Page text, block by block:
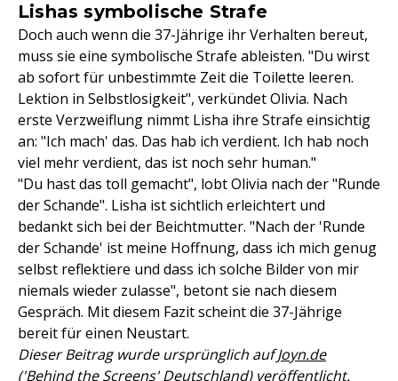
Lishas symbolische Strafe
Doch auch wenn die 37-Jährige ihr Verhalten bereut,
muss sie eine symbolische Strafe ableisten. "Du wirst
ab sofort für unbestimmte Zeit die Toilette leeren.
Lektion in Selbstlosigkeit", verkündet Olivia. Nach
erste Verzweiflung nimmt Lisha ihre Strafe einsichtig
an: "Ich mach' das. Das hab ich verdient. Ich hab noch
viel mehr verdient, das ist noch sehr human."
"Du hast das toll gemacht", lobt Olivia nach der "Runde
der Schande". Lisha ist sichtlich erleichtert und
bedankt sich bei der Beichtmutter. "Nach der 'Runde
der Schande' ist meine Hoffnung, dass ich mich genug
selbst reflektiere und dass ich solche Bilder von mir
niemals wieder zulasse", betont sie nach diesem
Gespräch. Mit diesem Fazit scheint die 37-Jährige
bereit für einen Neustart.
Dieser Beitrag wurde ursprünglich aufJoyn.de
('Behind the Screens' Deutschland)veröffentlicht.